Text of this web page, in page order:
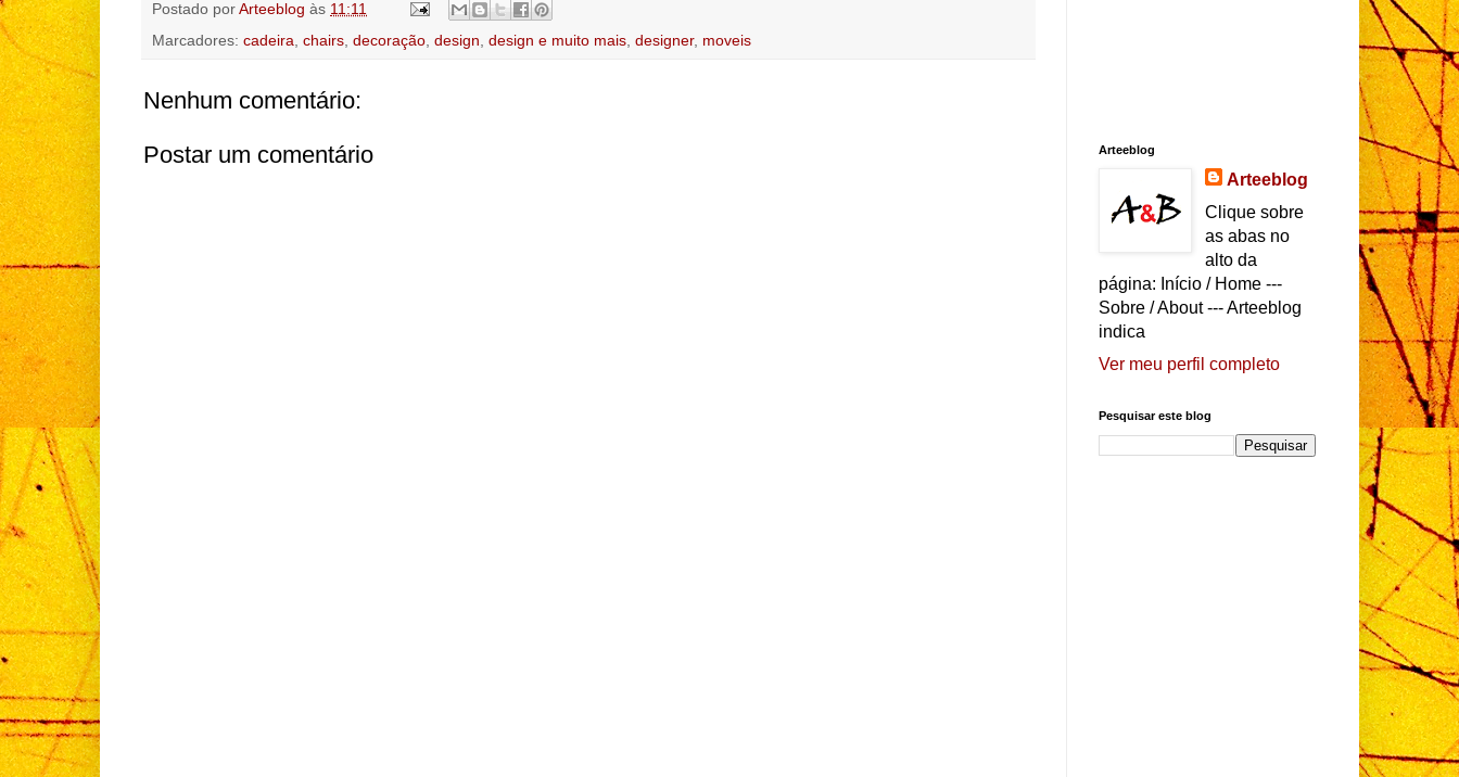
Postado porArteeblog às 11:11
Marcadores: cadeira chairs decoração design design e muito mais designer, moveis
Nenhum comentário:
Postar um comentário
Arteeblog
Arteeblog
Clique sobre
as abas no
alto da
página: Início / Home ---
Sobre / About --- Arteeblog
indica
Ver meu perfil completo
Pesquisar este blog